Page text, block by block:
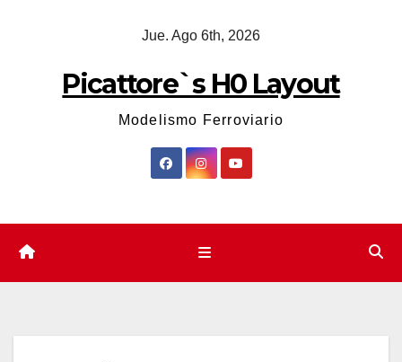
Jue. Ago 6th, 2026
Picattore`s H0 Layout
Modelismo Ferroviario